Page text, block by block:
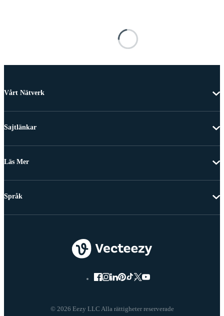
Vårt Nätverk
Sajtlänkar
Läs Mer
© 2026 Eezy LLC Alla rättigheter reserverade
Språk